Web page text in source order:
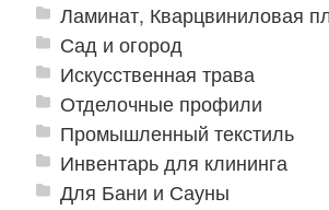
Ламинат, Кварцвиниловая
Сад и огород
Искусственная трава
Отделочные профили
Промышленный текстиль
Инвентарь для клининга
Для Бани и Сауны